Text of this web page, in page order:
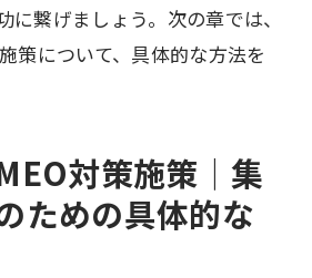
に繋げましょう。次の章では、
策について、具体的な方法を
対策施策｜集
ための具体的な